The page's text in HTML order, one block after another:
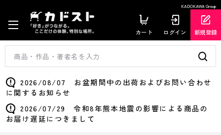
KADOKAWA Group
カート ログイン 新規登録
2026/08/07 お盆期間中の出荷およびお問い合わせ
に関するお知らせ
2026/07/29 令和8年熊本地震の影響による商品の
お届け遅延につきまして